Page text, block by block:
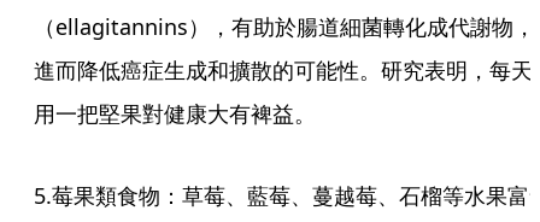
（ellagitannins），有助於腸道細菌轉化成代謝物，
進而降低癌症生成和擴散的可能性。研究表明，每天
用一把堅果對健康大有裨益。
5.莓果類食物：草莓、藍莓、蔓越莓、石榴等水果富